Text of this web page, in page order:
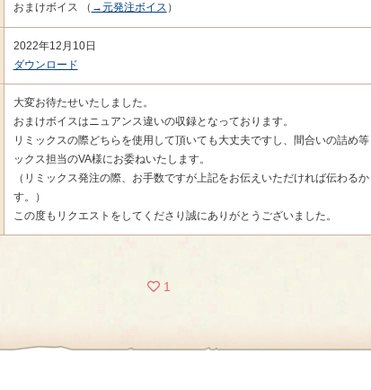
おまけボイス （ →元発注ボイス ）
2022年12月10日
ダウンロード
大変お待たせいたしました。
おまけボイスはニュアンス違いの収録となっております。
リミックスの際どちらを使用して頂いても大丈夫ですし、間合いの詰め等
ックス担当のVA様にお委ねいたします。
（リミックス発注の際、お手数ですが上記をお伝えいただければ伝わるか
す。）
この度もリクエストをしてくださり誠にありがとうございました。
1